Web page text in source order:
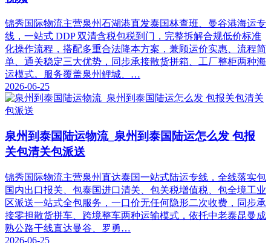
锦秀国际物流主营泉州石湖港直发泰国林查班、曼谷港海运专
线，一站式 DDP 双清含税包税到门，完整拆解合规低价标准
化操作流程，搭配多重合法降本方案，兼顾运价实惠、流程简
单、通关稳定三大优势，同步承接散货拼箱、工厂整柜两种海
运模式。服务覆盖泉州鲤城、…
2026-06-25
泉州到泰国陆运物流_泉州到泰国陆运怎么发 包报
关包清关包派送
锦秀国际物流主营泉州直达泰国一站式陆运专线，全线落实包
国内出口报关、包泰国进口清关、包关税增值税、包全境工业
区派送一站式全包服务，一口价无任何隐形二次收费，同步承
接零担散货拼车、跨境整车两种运输模式，依托中老泰昆曼成
熟公路干线直达曼谷、罗勇…
2026-06-25